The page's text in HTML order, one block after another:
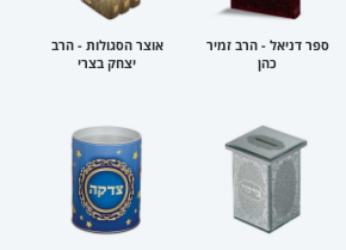
ספר דניאל - הרב זמיר
כהן
אוצר הסגולות - הרב
יצחק בצרי